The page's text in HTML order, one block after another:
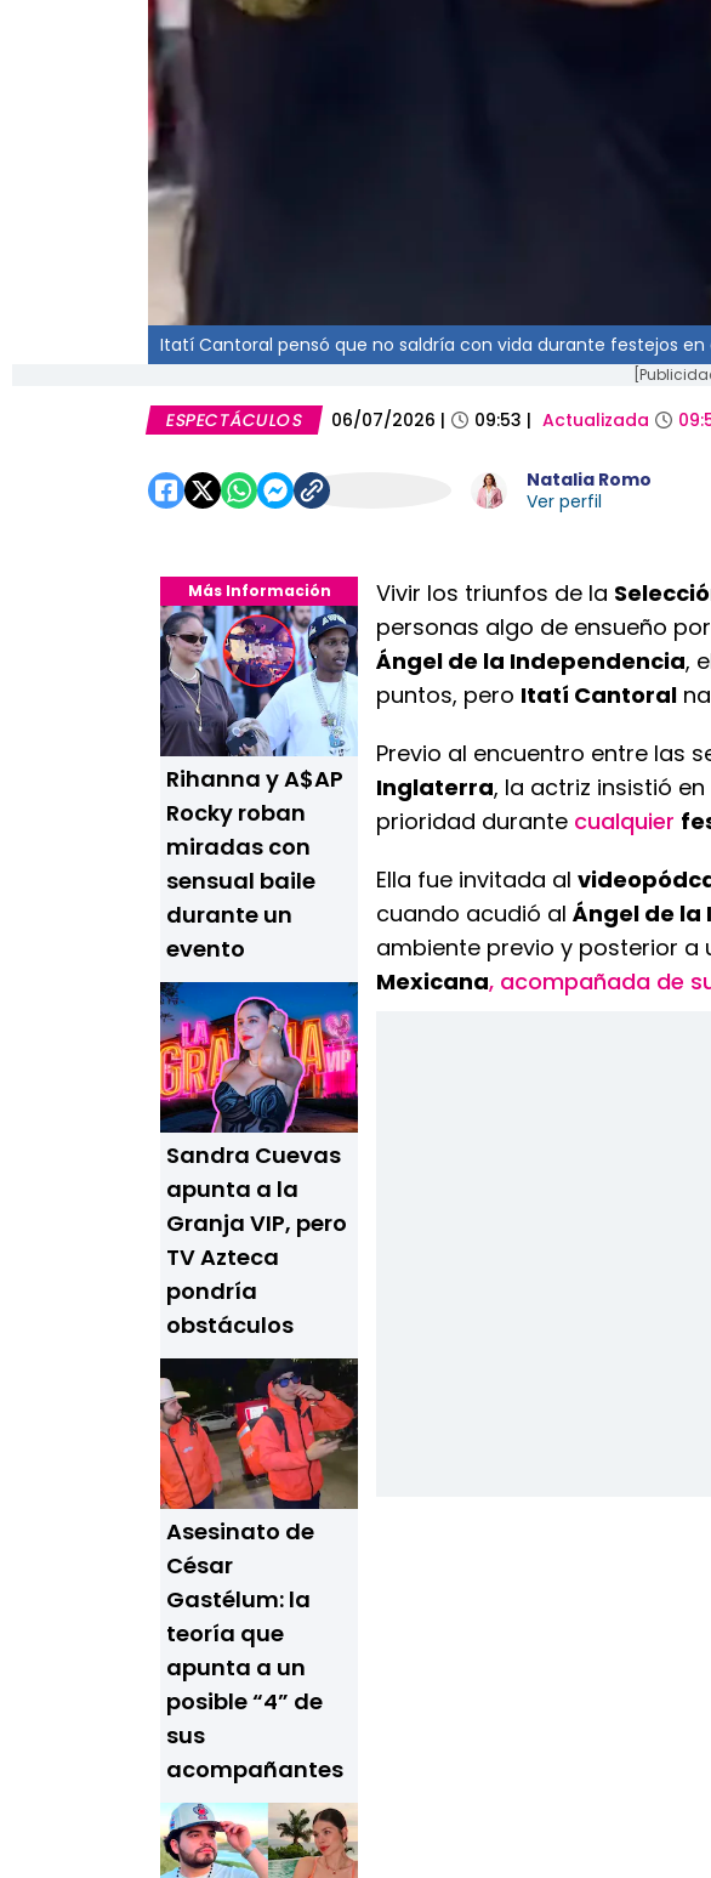
Itatí Cantoral pensó que no saldría con vida durante festejos
ESPECTÁCULOS 06/07/2026 | 09:53 | Actualizada
Natalia Romo
Ver perfil
Más Información
Rihanna y A$AP
Rocky roban
miradas con
sensual baile
durante un
evento
Sandra Cuevas
apunta a la
Granja VIP, pero
TV Azteca
pondría
obstáculos
Asesinato de
César
Gastélum: la
teoría que
apunta a un
posible “4” de
sus
acompañantes
Vivir los triunfos de la
personas algo de ensueño
Ángel de la Independencia,
puntos, pero Itatí Cantoral
Previo al encuentro entre las
Inglaterra, la actriz insistió en
prioridad durante cualquier
Ella fue invitada al
cuando acudió al Ángel de
ambiente previo y posterior a
Mexicana, acompañada de